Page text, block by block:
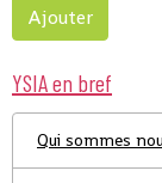
Ajouter
YSIA en bref
Qui sommes